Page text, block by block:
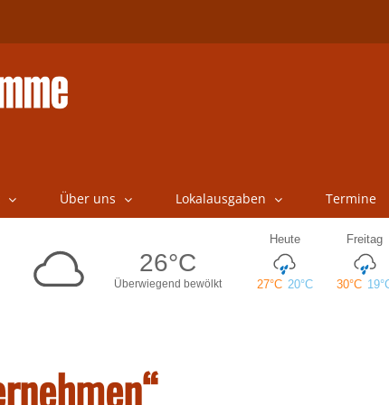
Über uns Lokalausgaben Termine